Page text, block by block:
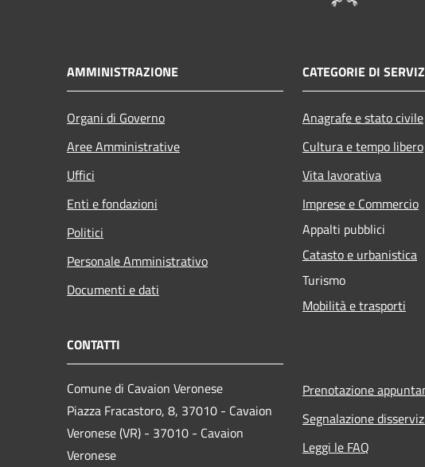
AMMINISTRAZIONE
Organi di Governo
Aree Amministrative
Uffici
Enti e fondazioni
Politici
Personale Amministrativo
Documenti e dati
CATEGORIE DI
Anagrafe e stato civile
Cultura e tempo libero
Vita lavorativa
Imprese e Commercio
Appalti pubblici
Catasto e urbanistica
Turismo
Mobilità e trasporti
CONTATTI
Comune di Cavaion Veronese
Piazza Fracastoro, 8, 37010 - Cavaion
Veronese (VR) - 37010 - Cavaion
Veronese
Prenotazione
Segnalazione
Leggi le FAQ